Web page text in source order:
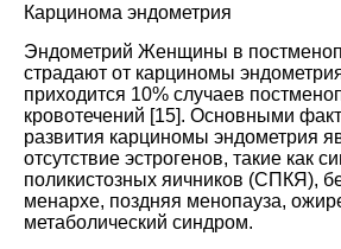
Карцинома эндометрия
Эндометрий Женщины в
страдают от карциномы
приходится 10% случаев
кровотечений [15]. Основными
развития карциномы эндометрия
отсутствие эстрогенов, такие как
поликистозных яичников (СПКЯ),
менархе, поздняя менопауза,
метаболический синдром.